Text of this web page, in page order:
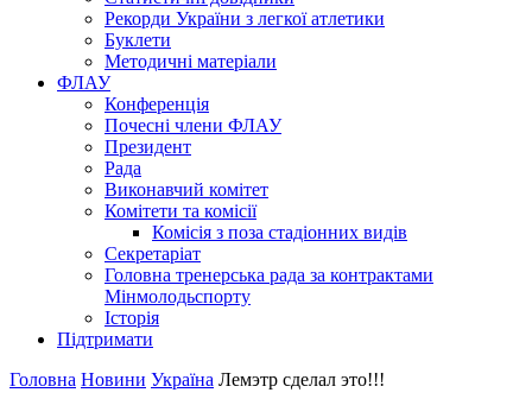
Рекорди України з легкої атлетики
Буклети
Методичні матеріали
ФЛАУ
Конференція
Почесні члени ФЛАУ
Президент
Рада
Виконавчий комітет
Комітети та комісії
Комісія з поза стадіонних видів
Секретаріат
Головна тренерська рада за контрактами
Мінмолодьспорту
Історія
Підтримати
Головна Новини Україна Лемэтр сделал это!!!